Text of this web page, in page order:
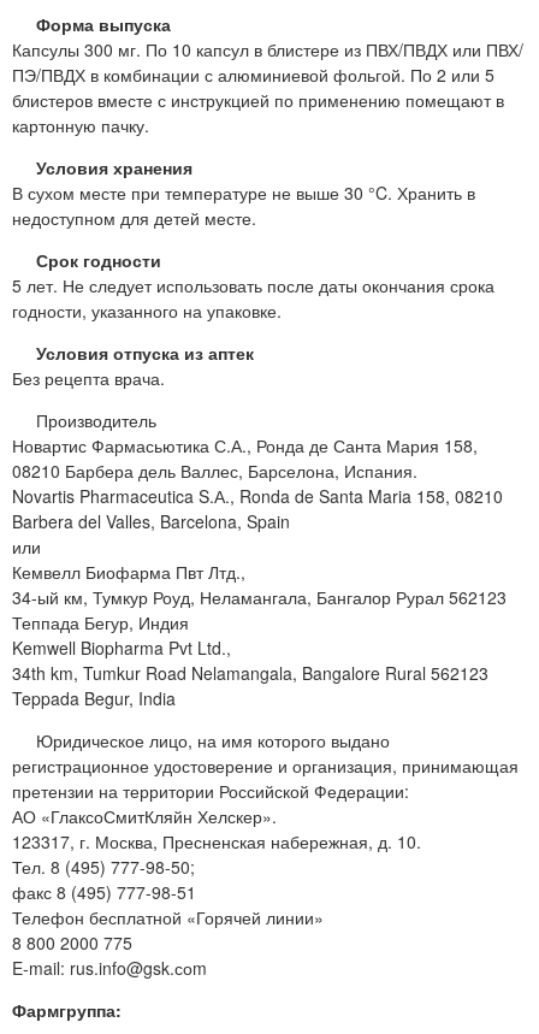
Форма выпуска
Капсулы 300 мг. По 10 капсул в блистере из ПВХ/ПВДХ или ПВХ/
ПЭ/ПВДХ в комбинации с алюминиевой фольгой. По 2 или 5
блистеров вместе с инструкцией по применению помещают в
картонную пачку.
Условия хранения
В сухом месте при температуре не выше 30 °C. Хранить в
недоступном для детей месте.
Срок годности
5 лет. Не следует использовать после даты окончания срока
годности, указанного на упаковке.
Условия отпуска из аптек
Без рецепта врача.
Производитель
Новартис Фармасьютика С.А., Ронда де Санта Мария 158,
08210 Барбера дель Валлес, Барселона, Испания.
Novartis Pharmaceutica S.А., Ronda de Santa Maria 158, 08210
Barbera del Valles, Barcelona, Spain
или
Кемвелл Биофарма Пвт Лтд.,
34-ый км, Тумкур Роуд, Неламангала, Бангалор Рурал 562123
Теппада Бегур, Индия
Kemwell Biopharma Pvt Ltd.,
34th km, Tumkur Road Nelamangala, Bangalore Rural 562123
Teppada Begur, India
Юридическое лицо, на имя которого выдано
регистрационное удостоверение и организация, принимающая
претензии на территории Российской Федерации:
АО «ГлаксоСмитКляйн Хелскер».
123317, г. Москва, Пресненская набережная, д. 10.
Тел. 8 (495) 777-98-50;
факс 8 (495) 777-98-51
Телефон бесплатной «Горячей линии»
8 800 2000 775
E-mail: rus.info@gsk.соm
Фармгруппа: